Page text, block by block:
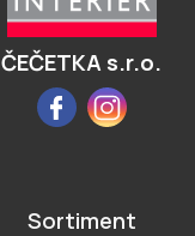
ČEČETKA s.r.o.
FacebookInstagram
Sortiment